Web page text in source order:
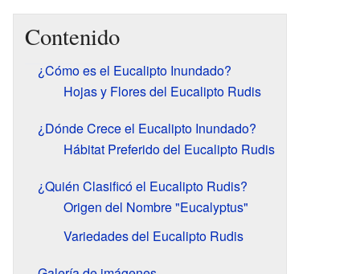
Contenido
¿Cómo es el Eucalipto Inundado?
Hojas y Flores del Eucalipto Rudis
¿Dónde Crece el Eucalipto Inundado?
Hábitat Preferido del Eucalipto Rudis
¿Quién Clasificó el Eucalipto Rudis?
Origen del Nombre "Eucalyptus"
Variedades del Eucalipto Rudis